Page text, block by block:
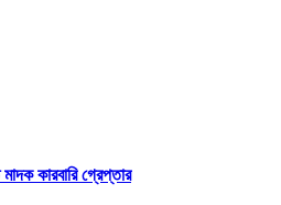
কারবারি গ্রেপ্তার